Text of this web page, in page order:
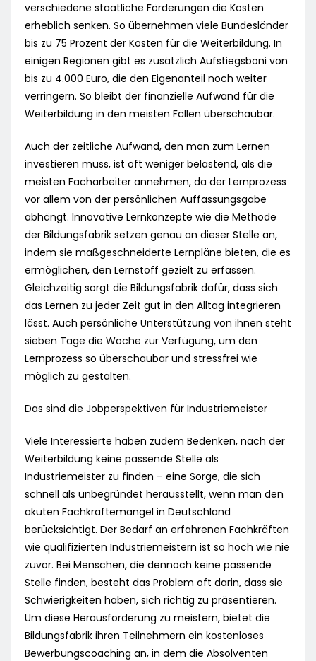
verschiedene staatliche Förderungen die Kosten
erheblich senken. So übernehmen viele Bundesländer
bis zu 75 Prozent der Kosten für die Weiterbildung. In
einigen Regionen gibt es zusätzlich Aufstiegsboni von
bis zu 4.000 Euro, die den Eigenanteil noch weiter
verringern. So bleibt der finanzielle Aufwand für die
Weiterbildung in den meisten Fällen überschaubar.
Auch der zeitliche Aufwand, den man zum Lernen
investieren muss, ist oft weniger belastend, als die
meisten Facharbeiter annehmen, da der Lernprozess
vor allem von der persönlichen Auffassungsgabe
abhängt. Innovative Lernkonzepte wie die Methode
der Bildungsfabrik setzen genau an dieser Stelle an,
indem sie maßgeschneiderte Lernpläne bieten, die es
ermöglichen, den Lernstoff gezielt zu erfassen.
Gleichzeitig sorgt die Bildungsfabrik dafür, dass sich
das Lernen zu jeder Zeit gut in den Alltag integrieren
lässt. Auch persönliche Unterstützung von ihnen steht
sieben Tage die Woche zur Verfügung, um den
Lernprozess so überschaubar und stressfrei wie
möglich zu gestalten.
Das sind die Jobperspektiven für Industriemeister
Viele Interessierte haben zudem Bedenken, nach der
Weiterbildung keine passende Stelle als
Industriemeister zu finden – eine Sorge, die sich
schnell als unbegründet herausstellt, wenn man den
akuten Fachkräftemangel in Deutschland
berücksichtigt. Der Bedarf an erfahrenen Fachkräften
wie qualifizierten Industriemeistern ist so hoch wie nie
zuvor. Bei Menschen, die dennoch keine passende
Stelle finden, besteht das Problem oft darin, dass sie
Schwierigkeiten haben, sich richtig zu präsentieren.
Um diese Herausforderung zu meistern, bietet die
Bildungsfabrik ihren Teilnehmern ein kostenloses
Bewerbungscoaching an, in dem die Absolventen